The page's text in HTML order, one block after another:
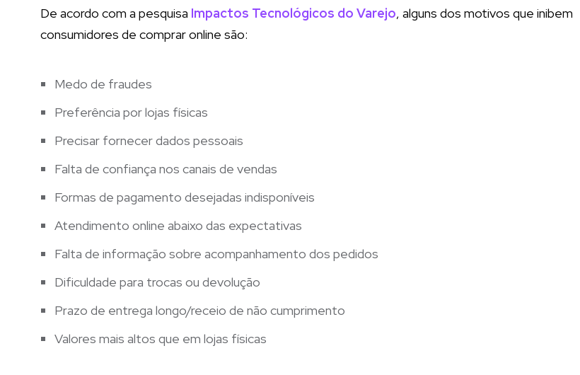
De acordo com a pesquisa Impactos Tecnológicos do Varejo, alguns dos motivos que inibem
consumidores de comprar online são:
Medo de fraudes
Preferência por lojas físicas
Precisar fornecer dados pessoais
Falta de confiança nos canais de vendas
Formas de pagamento desejadas indisponíveis
Atendimento online abaixo das expectativas
Falta de informação sobre acompanhamento dos pedidos
Dificuldade para trocas ou devolução
Prazo de entrega longo/receio de não cumprimento
Valores mais altos que em lojas físicas